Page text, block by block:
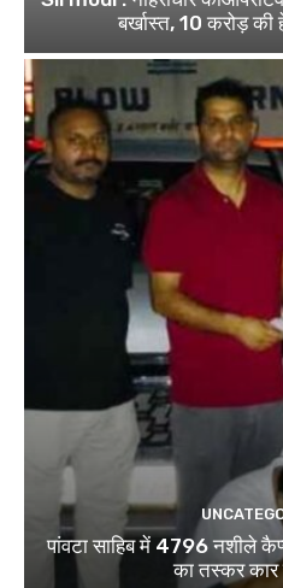
बर्खास्त, 10 करोड़ की
पांवटा साहिब में 4796 नशीले
का तस्कर कार